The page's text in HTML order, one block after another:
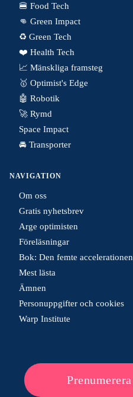
🍔 Food Tech
👊 Green Impact
♻️ Green Tech
❤️ Health Tech
📈 Mänskliga framsteg
🥇 Optimist's Edge
🤖 Robotik
🚀 Rymd
Space Impact
🚘 Transporter
NAVIGATION
Om oss
Gratis nyhetsbrev
Arge optimisten
Föreläsningar
Bok: Den femte accelerationen
Mest lästa
Ämnen
Personuppgifter och cookies
Warp Institute